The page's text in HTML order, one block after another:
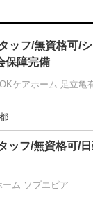
ッフ/無資格可/
保障完備
ケアホーム 足立亀
ッフ/無資格可/
ム ソブエピア